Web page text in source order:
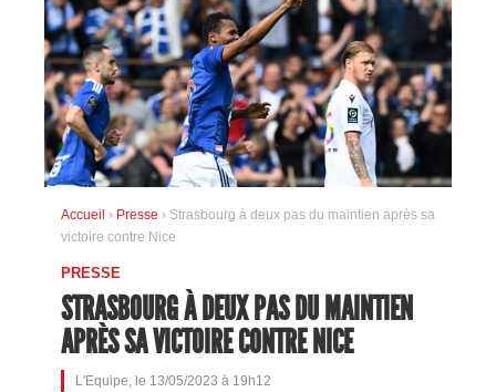
Accueil › Presse › Strasbourg à deux pas du maintien après sa
victoire contre Nice
PRESSE
STRASBOURG À DEUX PAS DU MAINTIEN
APRÈS SA VICTOIRE CONTRE NICE
L'Equipe, le 13/05/2023 à 19h12